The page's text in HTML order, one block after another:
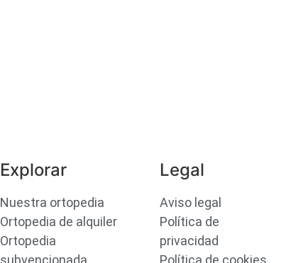
Explorar
Nuestra ortopedia
Ortopedia de alquiler
Ortopedia
Legal
Aviso legal
Política de
privacidad